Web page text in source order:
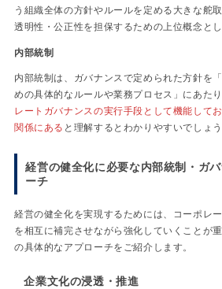
う組織全体の方針やルールを定める大きな舵
透明性・公正性を担保するための上位概念と
内部統制
内部統制は、ガバナンスで定められた方針を
めの具体的なルールや業務プロセス」にあたり
レートガバナンスの実行手段として機能して
関係にある と理解するとわかりやすいでしょう
経営の健全化に必要な内部統制・ガ
ーチ
経営の健全化を実現するためには、コーポレ
を相互に補完させながら強化していくことが
の具体的なアプローチをご紹介します。
企業文化の浸透・推進